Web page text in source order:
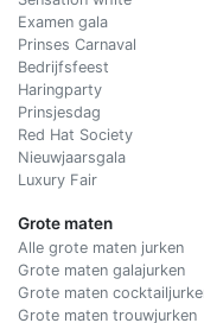
Examen gala
Prinses Carnaval
Bedrijfsfeest
Haringparty
Prinsjesdag
Red Hat Society
Nieuwjaarsgala
Luxury Fair
Grote maten
Alle grote maten jurken
Grote maten galajurken
Grote maten
Grote maten trouwjurken